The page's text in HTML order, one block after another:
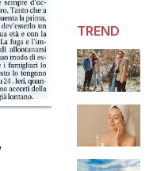
,
TREND